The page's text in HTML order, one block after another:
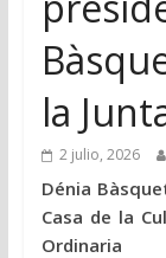
la
2 julio, 2026
Dénia
Casa de la
Ordinaria